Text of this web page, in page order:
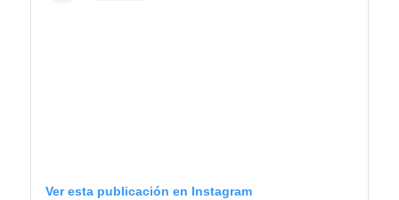
Ver esta publicación en Instagram